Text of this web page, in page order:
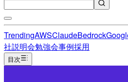
TrendingAWSClaudeBedrock
社説明会勉強会事例採用
目次